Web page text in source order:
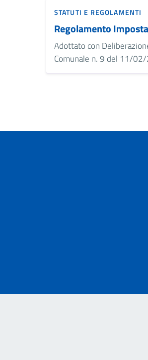
STATUTI E REGOLAMENTI
Regolamento
Adottato con
Comunale n. 9 del 11/